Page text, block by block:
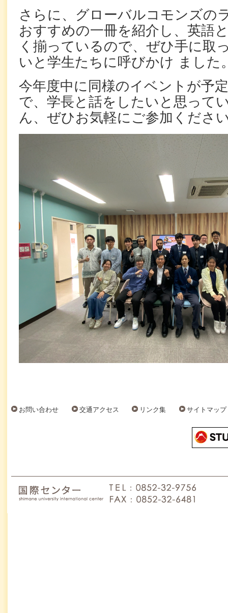
さらに、グローバルコモンズの
おすすめの一冊を紹介し、英語
く揃っているので、ぜひ手に取
いと学生たちに呼びかけ ました
今年度中に同様のイベントが予
で、学長と話をしたいと思って
ん、ぜひお気軽にご参加くださ
お問い合わせ 交通アクセス リンク集 サイトマップ